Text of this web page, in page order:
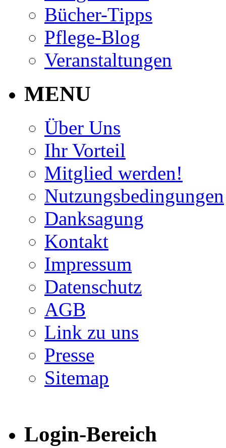
Bücher-Tipps
Pflege-Blog
Veranstaltungen
MENU
Über Uns
Ihr Vorteil
Mitglied werden!
Nutzungsbedingungen
Danksagung
Kontakt
Impressum
Datenschutz
AGB
Link zu uns
Presse
Sitemap
Login-Bereich